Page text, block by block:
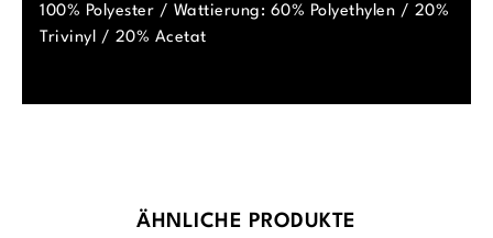
100% Polyester / Wattierung: 60% Polyethylen / 20%
Trivinyl / 20% Acetat
Produktgalerie überspringen
ÄHNLICHE PRODUKTE